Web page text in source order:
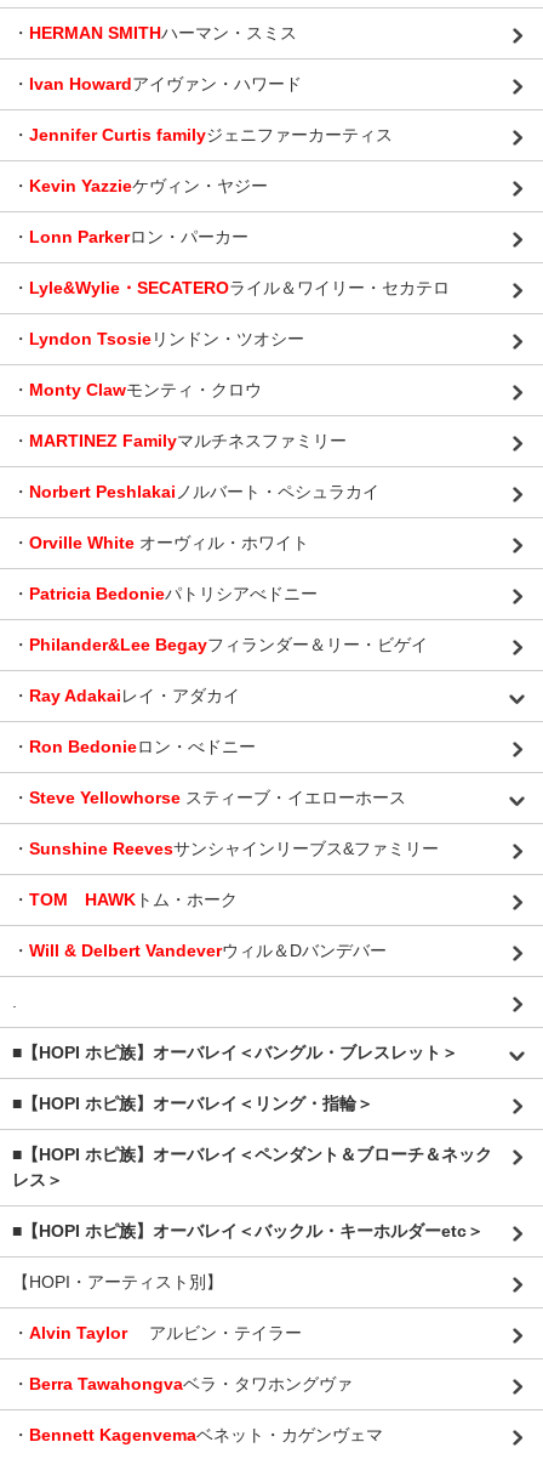
・ HERMAN SMITHハーマン・スミス
・ Ivan Howardアイヴァン・ハワード
・ Jennifer Curtis familyジェニファーカーティス
・ Kevin Yazzieケヴィン・ヤジー
・ Lonn Parkerロン・パーカー
・ Lyle&Wylie・SECATEROライル＆ワイリー・セカテロ
・ Lyndon Tsosieリンドン・ツオシー
・ Monty Clawモンティ・クロウ
・ MARTINEZ Familyマルチネスファミリー
・ Norbert Peshlakai ノルバート・ペシュラカイ
・ Orville White オーヴィル・ホワイト
・ Patricia Bedonieパトリシアべドニー
・ Philander&Lee Begayフィランダー＆リー・ビゲイ
・ Ray Adakaiレイ・アダカイ
・ Ron Bedonieロン・べドニー
・ Steve Yellowhorse スティーブ・イエローホース
・ Sunshine Reevesサンシャインリーブス&ファミリー
・ TOM HAWK トム・ホーク
・ Will & Delbert Vandeverウィル＆Dバンデバー
.
■【HOPI ホピ族】オーバレイ＜バングル・ブレスレット＞
■【HOPI ホピ族】オーバレイ＜リング・指輪＞
■【HOPI ホピ族】オーバレイ＜ペンダント＆ブローチ＆ネック
レス＞
■【HOPI ホピ族】オーバレイ＜バックル・キーホルダーetc＞
【HOPI・アーティスト別】
・ Alvin Taylor アルビン・テイラー
・ Berra Tawahongvaベラ・タワホングヴァ
・ Bennett Kagenvemaベネット・カゲンヴェマ